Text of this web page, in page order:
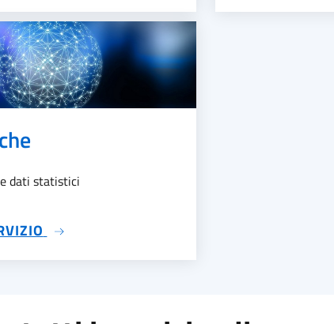
dati statistici
SU STATISTICHE